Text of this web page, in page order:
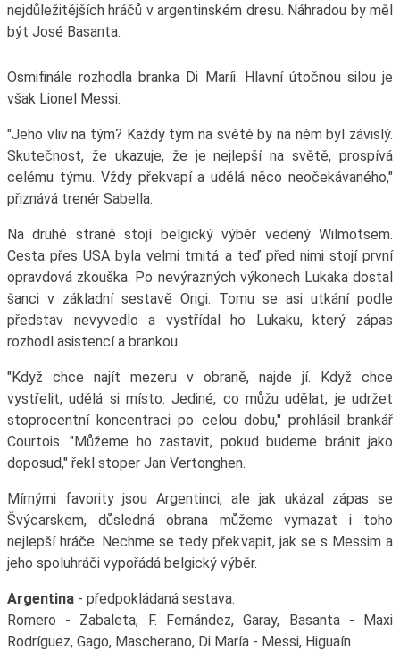
nejdůležitějších hráčů v argentinském dresu. Náhradou by měl
být José Basanta.
Osmifinále rozhodla branka Di Maríi. Hlavní útočnou silou je
však Lionel Messi.
"Jeho vliv na tým? Každý tým na světě by na něm byl závislý.
Skutečnost, že ukazuje, že je nejlepší na světě, prospívá
celému týmu. Vždy překvapí a udělá něco neočekávaného,"
přiznává trenér Sabella.
Na druhé straně stojí belgický výběr vedený Wilmotsem.
Cesta přes USA byla velmi trnitá a teď před nimi stojí první
opravdová zkouška. Po nevýrazných výkonech Lukaka dostal
šanci v základní sestavě Origi. Tomu se asi utkání podle
představ nevyvedlo a vystřídal ho Lukaku, který zápas
rozhodl asistencí a brankou.
"Když chce najít mezeru v obraně, najde jí. Když chce
vystřelit, udělá si místo. Jediné, co můžu udělat, je udržet
stoprocentní koncentraci po celou dobu," prohlásil brankář
Courtois. "Můžeme ho zastavit, pokud budeme bránit jako
doposud," řekl stoper Jan Vertonghen.
Mírnými favority jsou Argentinci, ale jak ukázal zápas se
Švýcarskem, důsledná obrana můžeme vymazat i toho
nejlepší hráče. Nechme se tedy překvapit, jak se s Messim a
jeho spoluhráči vypořádá belgický výběr.
Argentina- předpokládaná sestava:
Romero - Zabaleta, F. Fernández, Garay, Basanta - Maxi
Rodríguez, Gago, Mascherano, Di María - Messi, Higuaín